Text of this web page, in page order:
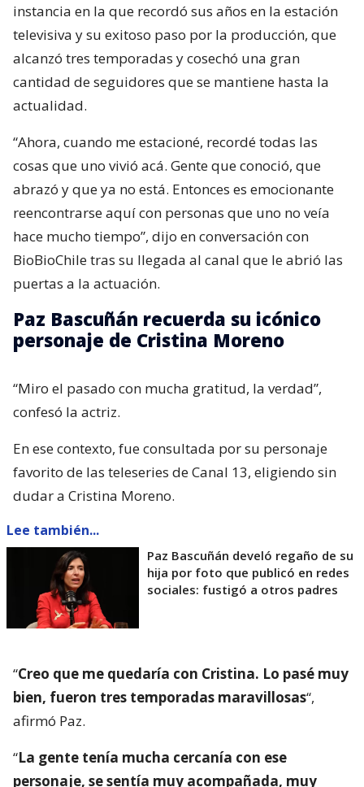
instancia en la que recordó sus años en la estación
televisiva y su exitoso paso por la producción, que
alcanzó tres temporadas y cosechó una gran
cantidad de seguidores que se mantiene hasta la
actualidad.
“Ahora, cuando me estacioné, recordé todas las
cosas que uno vivió acá. Gente que conoció, que
abrazó y que ya no está. Entonces es emocionante
reencontrarse aquí con personas que uno no veía
hace mucho tiempo”, dijo en conversación con
BioBioChile tras su llegada al canal que le abrió las
puertas a la actuación.
Paz Bascuñán recuerda su icónico
personaje de Cristina Moreno
“Miro el pasado con mucha gratitud, la verdad”,
confesó la actriz.
En ese contexto, fue consultada por su personaje
favorito de las teleseries de Canal 13, eligiendo sin
dudar a Cristina Moreno.
Lee también...
Paz Bascuñán develó regaño de su
hija por foto que publicó en redes
sociales: fustigó a otros padres
“Creo que me quedaría con Cristina. Lo pasé muy
bien, fueron tres temporadas maravillosas“,
afirmó Paz.
“La gente tenía mucha cercanía con ese
personaje, se sentía muy acompañada, muy